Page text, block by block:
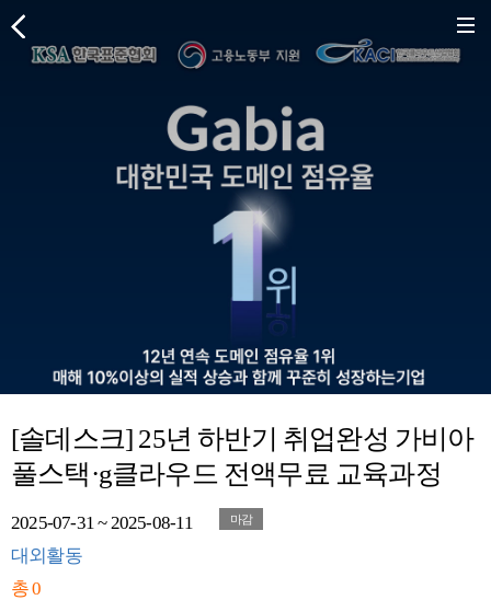
[솔데스크] 25년 하반기 취업완성 가비아
풀스택·g클라우드 전액무료 교육과정
2025-07-31 ~ 2025-08-11 마감
대외활동
총 0